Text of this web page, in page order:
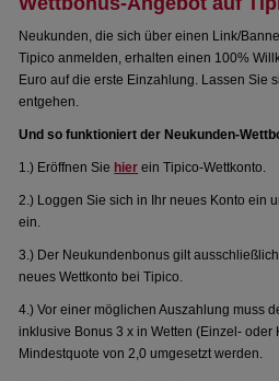
Neukunden, die sich über einen Link/
Tipico anmelden, erhalten einen 100%
Euro auf die erste Einzahlung. Lassen Sie
entgehen.
Und so funktioniert der Neukunden-
1.) Eröffnen Sie hier ein Tipico-Wettkonto.
2.) Loggen Sie sich in Ihr neues Konto ein
ein.
3.) Der Neukundenbonus gilt
neues Wettkonto bei Tipico.
4.) Vor einer möglichen Auszahlung muss
inklusive Bonus 3 x in Wetten (Einzel- oder
Mindestquote von 2,0 umgesetzt werden.